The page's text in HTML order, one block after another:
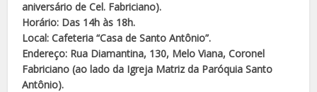
aniversário de Cel. Fabriciano).
Horário: Das 14h às 18h.
Local: Cafeteria “Casa de Santo Antônio”.
Endereço: Rua Diamantina, 130, Melo Viana, Coronel
Fabriciano (ao lado da Igreja Matriz da Paróquia Santo
Antônio).